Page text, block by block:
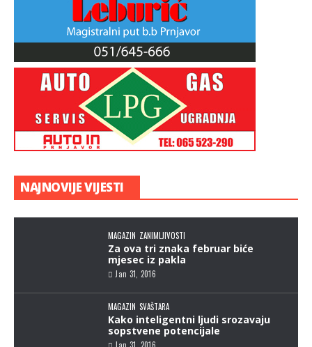
NAJNOVIJE VIJESTI
Oblatne za 10 minuta, prave ih djeca
Jan 31, 2016
MAGAZIN ZANIMLJIVOSTI
Za ova tri znaka februar biće
mjesec iz pakla
Jan 31, 2016
MAGAZIN SVAŠTARA
Kako inteligentni ljudi srozavaju
sopstvene potencijale